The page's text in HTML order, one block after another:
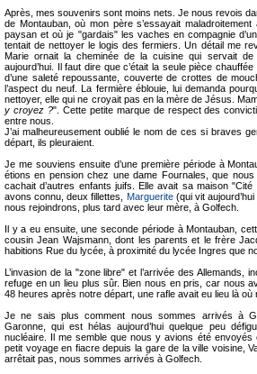
Après, mes souvenirs sont moins nets. Je nous revois
de Montauban, où mon père s’essayait
paysan et où je "gardais" les vaches en compagnie
tentait de nettoyer le logis des fermiers. Un détail me
Marie ornait la cheminée de la cuisine qui servait
aujourd’hui. Il faut dire que c’était la seule pièce
d’une saleté repoussante, couverte de crottes de
l’aspect du neuf. La fermière éblouie, lui demanda
nettoyer, elle qui ne croyait pas en la mère de Jésus.
y croyez ?". Cette petite marque de respect des
entre nous.
J’ai malheureusement oublié le nom de ces si braves
départ, ils pleuraient.
Je me souviens ensuite d’une première période à
étions en pension chez une dame Fournales, que
cachait d’autres enfants juifs. Elle avait sa maison
avons connu, deux fillettes, Marguerite(qui vit
nous rejoindrons, plus tard avec leur mère, à Golfech.
Il y a eu ensuite, une seconde période à Montauban,
cousin Jean Wajsmann, dont les parents et le frère
habitions Rue du lycée, à proximité du lycée Ingres que
L’invasion de la "zone libre" et l’arrivée des Allemands,
refuge en un lieu plus sûr. Bien nous en pris, car nous
48 heures après notre départ, une rafle avait eu lieu là où
Je ne sais plus comment nous sommes arrivés à
Garonne, qui est hélas aujourd’hui quelque peu
nucléaire. Il me semble que nous y avions été envoyés
petit voyage en fiacre depuis la gare de la ville voisine,
arrêtait pas, nous sommes arrivés à Golfech.